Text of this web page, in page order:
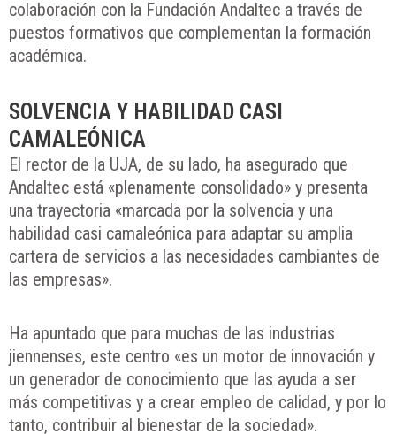
colaboración con la Fundación Andaltec a través de
puestos formativos que complementan la formación
académica.
SOLVENCIA Y HABILIDAD CASI
CAMALEÓNICA
El rector de la UJA, de su lado, ha asegurado que
Andaltec está «plenamente consolidado» y presenta
una trayectoria «marcada por la solvencia y una
habilidad casi camaleónica para adaptar su amplia
cartera de servicios a las necesidades cambiantes de
las empresas».
Ha apuntado que para muchas de las industrias
jiennenses, este centro «es un motor de innovación y
un generador de conocimiento que las ayuda a ser
más competitivas y a crear empleo de calidad, y por lo
tanto, contribuir al bienestar de la sociedad».